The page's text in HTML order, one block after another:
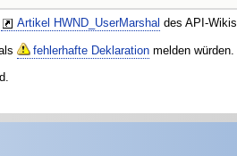
Artikel HWND_UserMarshal des API-Wikis.
fehlerhafte Deklarationmelden würden.